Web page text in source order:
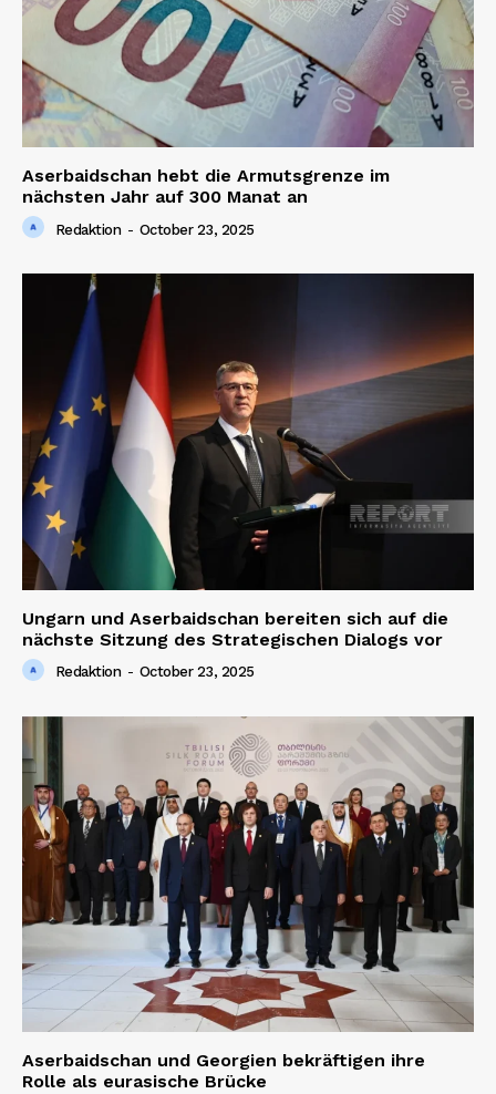
Aserbaidschan hebt die Armutsgrenze im
nächsten Jahr auf 300 Manat an
Redaktion - October 23, 2025
Ungarn und Aserbaidschan bereiten sich auf die
nächste Sitzung des Strategischen Dialogs vor
Redaktion - October 23, 2025
Aserbaidschan und Georgien bekräftigen ihre
Rolle als eurasische Brücke